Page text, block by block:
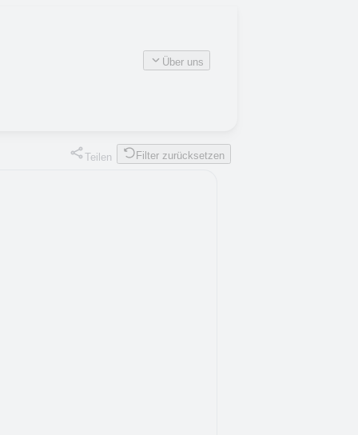
Über uns
Teilen Filter zurücksetzen